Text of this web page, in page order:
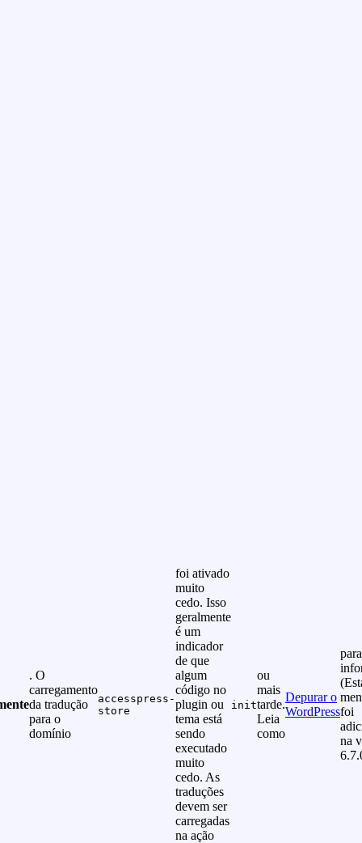
. O
carregamento
da tradução
para o
domínio
accesspress-
store
foi ativado
muito
cedo. Isso
geralmente
é um
indicador
de que
algum
código no
plugin ou
tema está
sendo
executado
muito
cedo. As
traduções
devem ser
carregadas
na ação
init
ou
mais
tarde.
Leia
como
Depurar o
WordPressfoi
na